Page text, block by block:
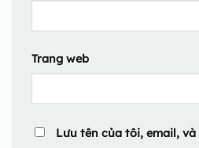
Trang web
Lưu tên của tôi, email,